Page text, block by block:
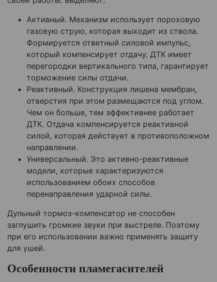
Активный. Механизм использует пороховую
газовую струю, которая выходит из ствола.
Формируется ответный силовой импульс,
который компенсирует отдачу. ДТК имеет
перегородки вертикального типа, гарантирует
торможение силы отдачи.
Реактивный. Конструкция лишена мембран,
отверстия при этом размещаются под углом.
Чем он больше, тем эффективнее работает
ДТК. Отдача компенсируется реактивной
силой, которая действует в противоположном
направлении.
Универсальный. Это активно-реактивные
модели, которые характеризуются
использованием обоих способов
перенаправления ударной силы.
Дульный тормоз-компенсатор не способен
заглушить громкие звуки при выстреле. Поэтому
при его использовании важно применять защиту
для ушей.
Особенности пламегасителей